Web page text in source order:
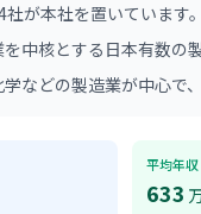
社が本社を置いています。
中核とする日本有数の
などの製造業が中心で
平均年収
633